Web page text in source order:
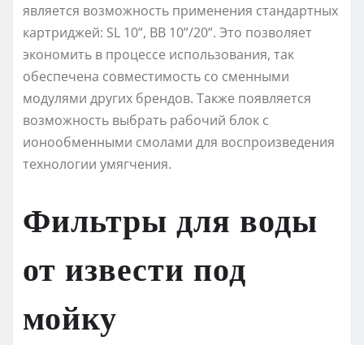
является возможность применения стандартных
картриджей: SL 10”, BB 10”/20”. Это позволяет
экономить в процессе использования, так
обеспечена совместимость со сменными
модулями других брендов. Также появляется
возможность выбрать рабочий блок с
ионообменными смолами для воспроизведения
технологии умягчения.
Фильтры для воды
от извести под
мойку